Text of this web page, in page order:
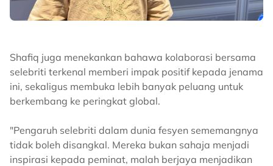
Shafiq juga menekankan bahawa kolaborasi bersama
selebriti terkenal memberi impak positif kepada jenama
ini, sekaligus membuka lebih banyak peluang untuk
berkembang ke peringkat global.
"Pengaruh selebriti dalam dunia fesyen sememangnya
tidak boleh disangkal. Mereka bukan sahaja menjadi
inspirasi kepada peminat, malah berjaya menjadikan